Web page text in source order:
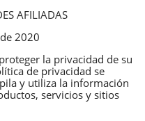
AFILIADAS
2020
la privacidad de su
de privacidad se
y utiliza la información
servicios y sitios